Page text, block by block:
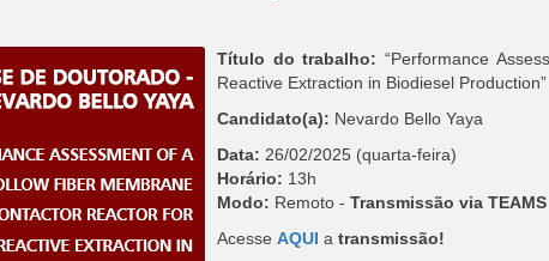
Título do trabalho: “Performance
Reactive Extraction in Biodiesel Production”
Candidato(a): Nevardo Bello Yaya
Data: 26/02/2025 (quarta-feira)
Horário: 13h
Modo: Remoto - Transmissão via TEAMS
Acesse AQUI a transmissão!